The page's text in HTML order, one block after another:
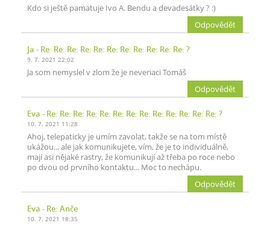
Kdo si ještě pamatuje Ivo A. Bendu a devadesátky ? :)
Odpovědět
Ja - Re: Re: Re: Re: Re: Re: Re: Re: Re: Re: Re: ?
9. 7. 2021 22:02
Ja som nemyslel v zlom že je neveriaci Tomáš
Odpovědět
Eva - Re: Re: Re: Re: Re: Re: Re: Re: Re: Re: Re: Re: Re: ?
10. 7. 2021 11:28
Ahoj, telepaticky je umím zavolat, takže se na tom místě
ukážou... ale jak komunikujete, vím, že je to individuálně,
mají asi nějaké rastry, že komunikují až třeba po roce nebo
po dvou od prvního kontaktu... Moc to nechápu.
Odpovědět
Eva - Re: Anče
10. 7. 2021 18:35